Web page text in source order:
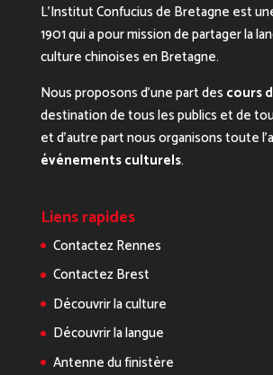
L’Institut Confucius de Bretagne est
1901 qui a pour mission de partager la
culture chinoises en Bretagne.
Nous proposons d’une part des cours
destination de tous les publics et de
et d’autre part nous organisons toute
événements culturels.
Liens rapides
Contactez Rennes
Contactez Brest
Découvrir la culture
Découvrir la langue
Antenne du finistère